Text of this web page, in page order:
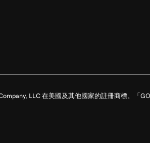
LLC 在美國及其他國家的註冊商標。「